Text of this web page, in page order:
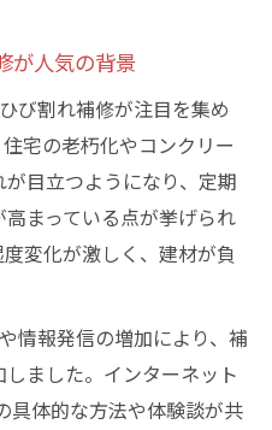
が人気の背景
び割れ補修が注目を集め
宅の老朽化やコンクリー
目立つようになり、定期
まっている点が挙げられ
変化が激しく、建材が負
情報発信の増加により、補
ました。インターネット
具体的な方法や体験談が共